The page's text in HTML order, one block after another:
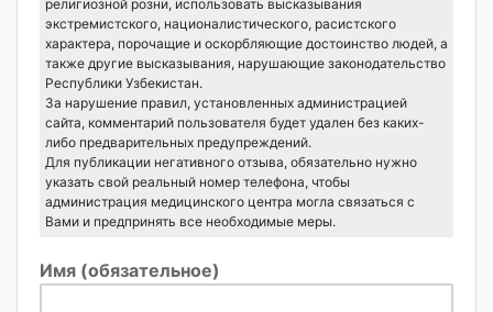
религиозной розни, использовать высказывания
экстремистского, националистического, расистского
характера, порочащие и оскорбляющие достоинство людей, а
также другие высказывания, нарушающие законодательство
Республики Узбекистан.
За нарушение правил, установленных администрацией
сайта, комментарий пользователя будет удален без каких-
либо предварительных предупреждений.
Для публикации негативного отзыва, обязательно нужно
указать свой реальный номер телефона, чтобы
администрация медицинского центра могла связаться с
Вами и предпринять все необходимые меры.
Имя (обязательное)